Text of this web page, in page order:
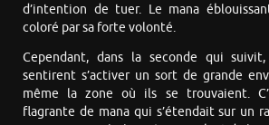
d’intention de tuer. Le mana
coloré par sa forte volonté.
Cependant, dans la seconde qui
sentirent s’activer un sort de grande
même la zone où ils se trouvaient.
flagrante de mana qui s’étendait sur un